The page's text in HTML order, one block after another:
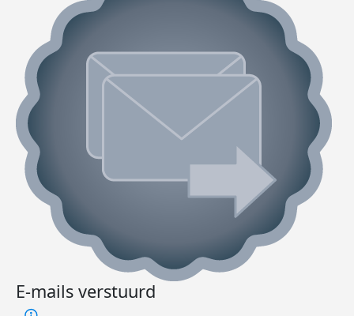
E-mails verstuurd